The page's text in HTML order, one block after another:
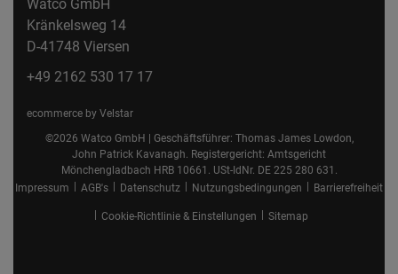
Watco GmbH
Kränkelsweg 14
D-41748 Viersen
+49 2162 530 17 17
ecommerce by Velstar
©2026 Watco GmbH | Geschäftsführer: Thomas James Lowdon,
John Patrick Kavanagh. Registergericht: Amtsgericht
Mönchengladbach HRB 10661. USt-IdNr. DE 225 280 631.
Impressum
AGB's Datenschutz Nutzungsbedingungen Barrierefreiheit
Cookie-Richtlinie & Einstellungen Sitemap